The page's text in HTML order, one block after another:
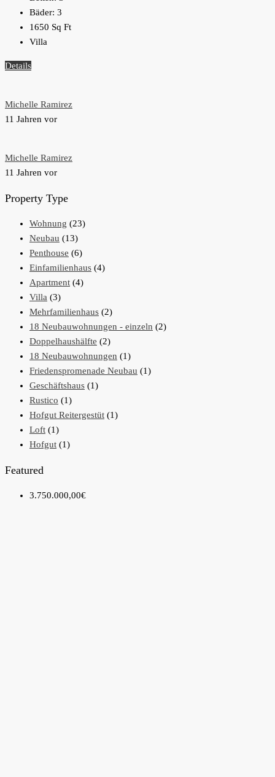
Bäder: 3
1650 Sq Ft
Villa
Details
Michelle Ramirez
11 Jahren vor
Michelle Ramirez
11 Jahren vor
Property Type
Wohnung (23)
Neubau (13)
Penthouse (6)
Einfamilienhaus (4)
Apartment (4)
Villa (3)
Mehrfamilienhaus (2)
18 Neubauwohnungen - einzeln (2)
Doppelhaushälfte (2)
18 Neubauwohnungen (1)
Friedenspromenade Neubau (1)
Geschäftshaus (1)
Rustico (1)
Hofgut Reitergestüt (1)
Loft (1)
Hofgut (1)
Featured
3.750.000,00€